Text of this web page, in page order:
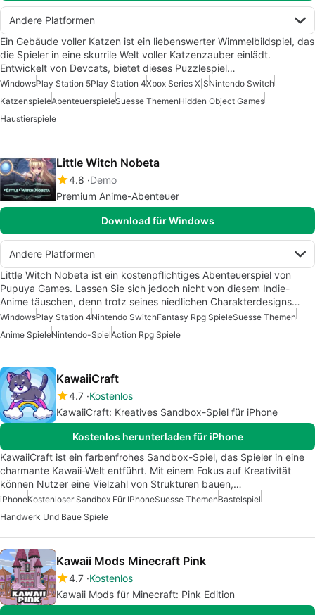
Andere Platformen
Ein Gebäude voller Katzen ist ein liebenswerter Wimmelbildspiel, das
die Spieler in eine skurrile Welt voller Katzenzauber einlädt.
Entwickelt von Devcats, bietet dieses Puzzlespiel…
WindowsPlay Station 5Play Station 4Xbox Series X|SNintendo Switch
KatzenspieleAbenteuerspieleSuesse ThemenHidden Object Games
Haustierspiele
Little Witch Nobeta
4.8 Demo
Premium Anime-Abenteuer
Download für Windows
Andere Platformen
Little Witch Nobeta ist ein kostenpflichtiges Abenteuerspiel von
Pupuya Games. Lassen Sie sich jedoch nicht von diesem Indie-
Anime täuschen, denn trotz seines niedlichen Charakterdesigns…
WindowsPlay Station 4Nintendo SwitchFantasy Rpg SpieleSuesse Themen
Anime SpieleNintendo-SpielAction Rpg Spiele
KawaiiCraft
4.7 Kostenlos
KawaiiCraft: Kreatives Sandbox-Spiel für iPhone
Kostenlos herunterladen für iPhone
KawaiiCraft ist ein farbenfrohes Sandbox-Spiel, das Spieler in eine
charmante Kawaii-Welt entführt. Mit einem Fokus auf Kreativität
können Nutzer eine Vielzahl von Strukturen bauen,…
iPhoneKostenloser Sandbox Für IPhoneSuesse ThemenBastelspiel
Handwerk Und Baue Spiele
Kawaii Mods Minecraft Pink
4.7 Kostenlos
Kawaii Mods für Minecraft: Pink Edition